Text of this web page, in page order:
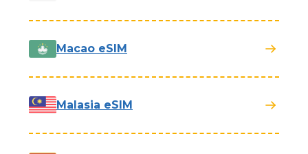
Macao eSIM
Malasia eSIM